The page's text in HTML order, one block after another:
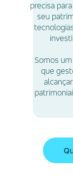
precisa
seu
Somos
que